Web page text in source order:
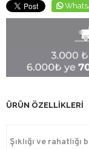
ÜRÜN ÖZELLIKLERI
Şıklığı ve